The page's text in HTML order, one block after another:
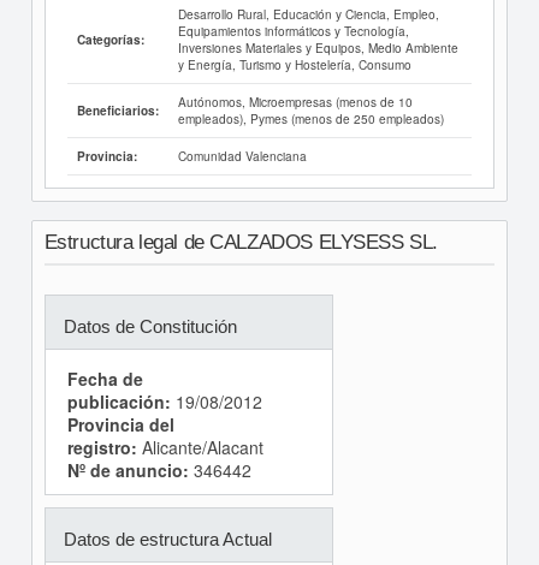
Categorías:
Desarrollo Rural, Educación y Ciencia, Empleo,
Equipamientos informáticos y Tecnología,
Inversiones Materiales y Equipos, Medio Ambiente
y Energía, Turismo y Hostelería, Consumo
Beneficiarios:
Autónomos, Microempresas (menos de 10
empleados), Pymes (menos de 250 empleados)
Provincia: Comunidad Valenciana
Estructura legal de CALZADOS ELYSESS SL.
Datos de Constitución
Fecha de
publicación: 19/08/2012
Provincia del
registro: Alicante/Alacant
Nº de anuncio: 346442
Datos de estructura Actual